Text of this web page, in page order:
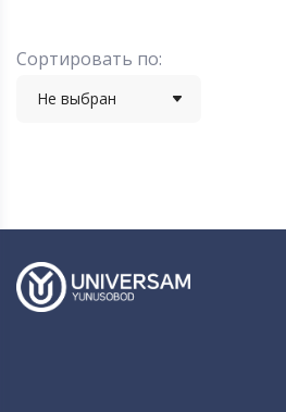
Сортировать по:
Не выбран